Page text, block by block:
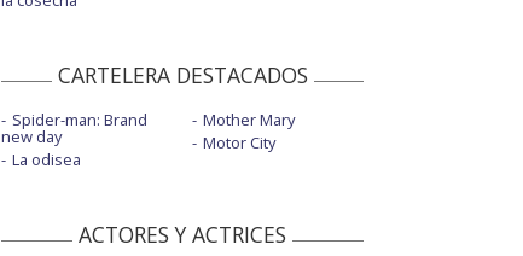
CARTELERA DESTACADOS
Spider-man: Brand
new day
La odisea
Mother Mary
Motor City
ACTORES Y ACTRICES